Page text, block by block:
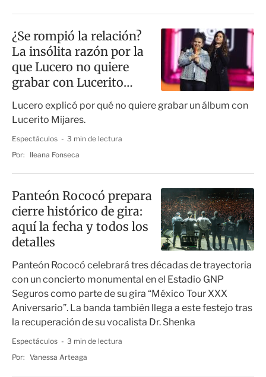
¿Se rompió la relación?
La insólita razón por la
que Lucero no quiere
grabar con Lucerito
Lucero explicó por qué no quiere grabar un álbum con
Lucerito Mijares.
Espectáculos
3 min de lectura
Por:
Ileana Fonseca
Panteón Rococó prepara
cierre histórico de gira:
aquí la fecha y todos los
detalles
Panteón Rococó celebrará tres décadas de trayectoria
con un concierto monumental en el Estadio GNP
Seguros como parte de su gira “México Tour XXX
Aniversario”. La banda también llega a este festejo tras
la recuperación de su vocalista Dr. Shenka
Espectáculos
3 min de lectura
Por: Vanessa Arteaga